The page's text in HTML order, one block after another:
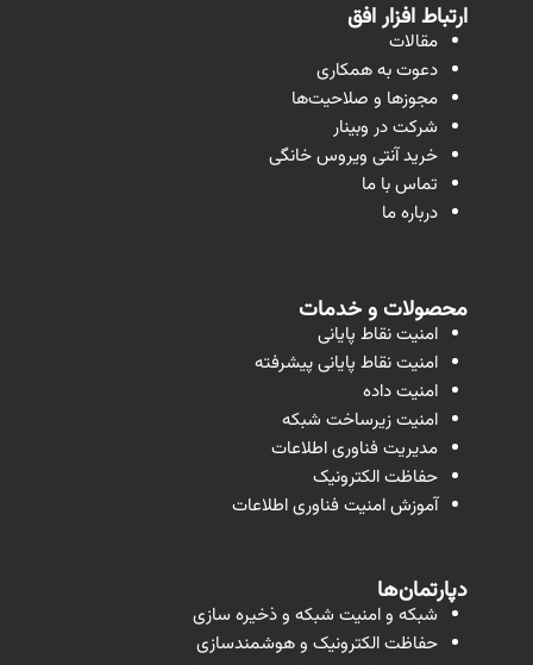
ارتباط افزار افق
مقالات
دعوت به همکاری
مجوزها و صلاحیت‌ها
شرکت در وبینار
خرید آنتی ویروس خانگی
تماس با ما
درباره ما
محصولات و خدمات
امنیت نقاط پایانی
امنیت نقاط پایانی پیشرفته
امنیت داده
امنیت زیرساخت شبکه
مدیریت فناوری اطلاعات
حفاظت الکترونیک
آموزش امنیت فناوری اطلاعات
دپارتمان‌ها
شبکه و امنیت شبکه و ذخیره سازی
حفاظت الکترونیک و هوشمندسازی